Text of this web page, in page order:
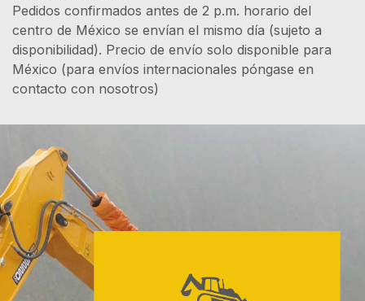
Pedidos confirmados antes de 2 p.m. horario del
centro de México se envían el mismo día (sujeto a
disponibilidad). Precio de envío solo disponible para
México (para envíos internacionales póngase en
contacto con nosotros)